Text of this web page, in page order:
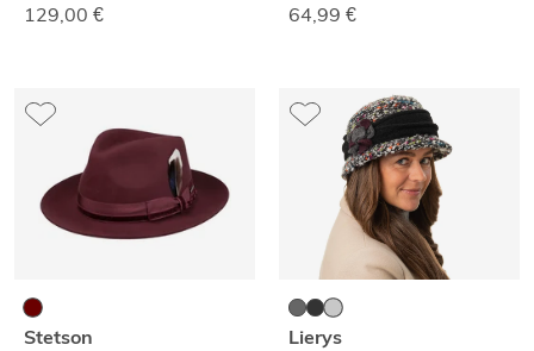
129,00 €
64,99 €
Stetson Lierys